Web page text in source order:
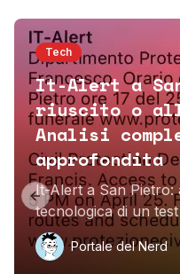
Tech
It-Alert a
riuscito o
Analisi
approfondita
It-Alert a San Pietro:
tecnologica di un
discutere l'Italia.
Portale del Nerd
Previous slide